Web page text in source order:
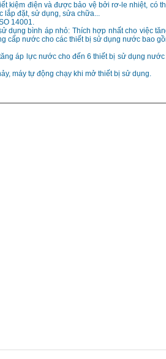
kiệm điện và được bảo vệ bởi rơ-le nhiệt, có
đặt, sử dụng, sửa chữa...
14001.
dụng bình áp nhỏ: Thích hợp nhất cho việc
cấp nước cho các thiết bị sử dụng nước bao
áp lực nước cho đến 6 thiết bị sử dụng nước
máy tự động chạy khi mở thiết bị sử dụng.